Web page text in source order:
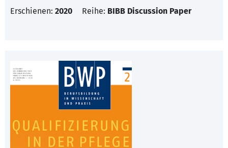
Erschienen: 2020 Reihe: BIBB Discussion Paper